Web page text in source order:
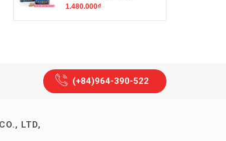
Cellumination Deep Surge
1.480.000₫
(+84)964-390-522
LTD,